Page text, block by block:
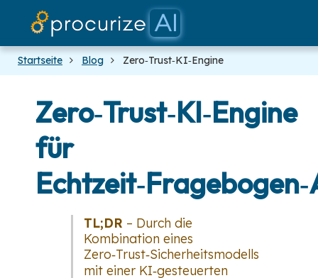
Startseite Blog Zero‑Trust‑KI‑Engine
Zero‑Trust‑KI‑Engine
für
TL;DR – Durch die
Kombination eines
Zero‑Trust‑Sicherheitsmodells
mit einer KI‑gesteuerten